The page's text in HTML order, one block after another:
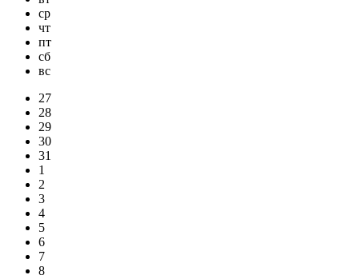
ср
чт
пт
сб
вс
27
28
29
30
31
1
2
3
4
5
6
7
8